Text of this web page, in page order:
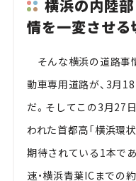
横浜の内陸
情を一変させる
そんな横浜の道路事
動車専用道路が、3月
だ。そしてこの3月27
われた首都高「横浜環
期待されている1本で
速・横浜青葉ICまでの